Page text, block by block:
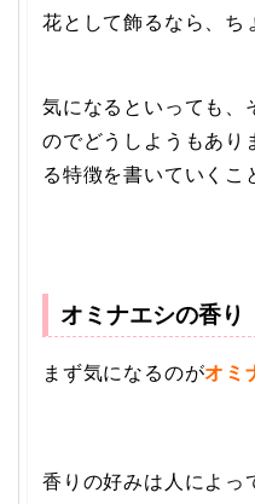
花として飾るなら、ち
気になるといっても、
のでどうしようもあり
る特徴を書いていくこ
オミナエシの香り
まず気になるのがオミ
香りの好みは人によっ